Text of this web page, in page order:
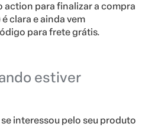
action para finalizar a compra
clara e ainda vem
para frete grátis.
estiver
interessou pelo seu produto